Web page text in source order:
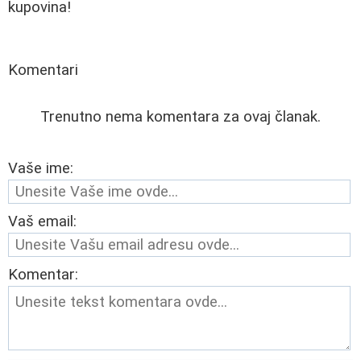
kupovina!
Komentari
Trenutno nema komentara za ovaj članak.
Vaše ime:
Vaš email:
Komentar: